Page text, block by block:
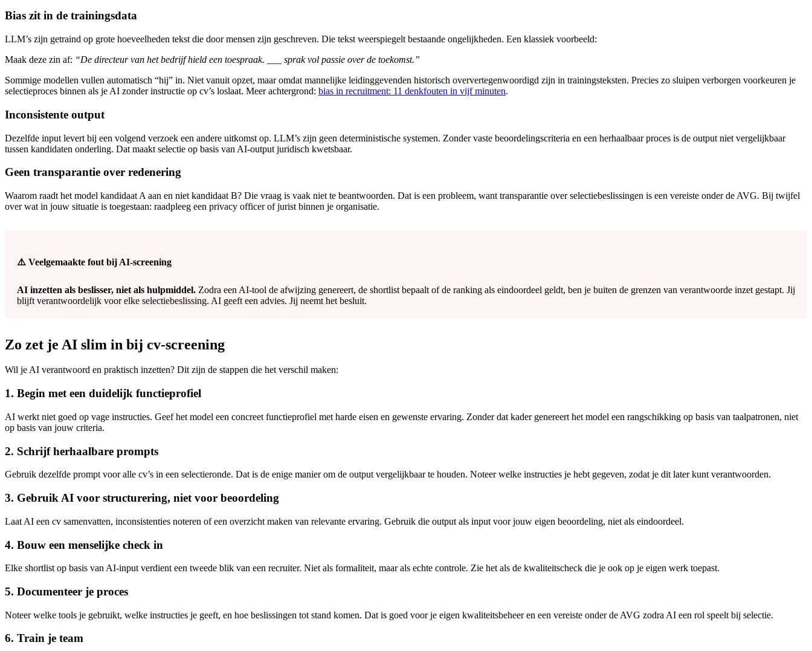
Bias zit in de trainingsdata
LLM’s zijn getraind op grote hoeveelheden tekst die door mensen zijn geschreven. Die tekst weerspiegelt bestaande ongelijkheden. Een klassiek voorbeeld:
Maak deze zin af: “De directeur van het bedrijf hield een toespraak. ___ sprak vol passie over de toekomst.”
Sommige modellen vullen automatisch “hij” in. Niet vanuit opzet, maar omdat mannelijke leidinggevenden historisch oververtegenwoordigd zijn in trainingsteksten. Precies zo sluipen verborgen voorkeuren je
selectieproces binnen als je AI zonder instructie op cv’s loslaat. Meer achtergrond: bias in recruitment: 11 denkfouten in vijf minuten.
Inconsistente output
Dezelfde input levert bij een volgend verzoek een andere uitkomst op. LLM’s zijn geen deterministische systemen. Zonder vaste beoordelingscriteria en een herhaalbaar proces is de output niet vergelijkbaar
tussen kandidaten onderling. Dat maakt selectie op basis van AI-output juridisch kwetsbaar.
Geen transparantie over redenering
Waarom raadt het model kandidaat A aan en niet kandidaat B? Die vraag is vaak niet te beantwoorden. Dat is een probleem, want transparantie over selectiebeslissingen is een vereiste onder de AVG. Bij twijfel
over wat in jouw situatie is toegestaan: raadpleeg een privacy officer of jurist binnen je organisatie.
⚠️ Veelgemaakte fout bij AI-screening
AI inzetten als beslisser, niet als hulpmiddel. Zodra een AI-tool de afwijzing genereert, de shortlist bepaalt of de ranking als eindoordeel geldt, ben je buiten de grenzen van verantwoorde inzet gestapt. Jij
blijft verantwoordelijk voor elke selectiebeslissing. AI geeft een advies. Jij neemt het besluit.
Zo zet je AI slim in bij cv-screening
Wil je AI verantwoord en praktisch inzetten? Dit zijn de stappen die het verschil maken:
1. Begin met een duidelijk functieprofiel
AI werkt niet goed op vage instructies. Geef het model een concreet functieprofiel met harde eisen en gewenste ervaring. Zonder dat kader genereert het model een rangschikking op basis van taalpatronen, niet
op basis van jouw criteria.
2. Schrijf herhaalbare prompts
Gebruik dezelfde prompt voor alle cv’s in een selectieronde. Dat is de enige manier om de output vergelijkbaar te houden. Noteer welke instructies je hebt gegeven, zodat je dit later kunt verantwoorden.
3. Gebruik AI voor structurering, niet voor beoordeling
Laat AI een cv samenvatten, inconsistenties noteren of een overzicht maken van relevante ervaring. Gebruik die output als input voor jouw eigen beoordeling, niet als eindoordeel.
4. Bouw een menselijke check in
Elke shortlist op basis van AI-input verdient een tweede blik van een recruiter. Niet als formaliteit, maar als echte controle. Zie het als de kwaliteitscheck die je ook op je eigen werk toepast.
5. Documenteer je proces
Noteer welke tools je gebruikt, welke instructies je geeft, en hoe beslissingen tot stand komen. Dat is goed voor je eigen kwaliteitsbeheer en een vereiste onder de AVG zodra AI een rol speelt bij selectie.
6. Train je team